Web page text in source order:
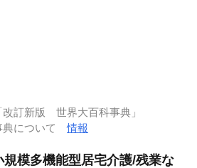
訂新版 世界大百科事典」
典について情報
模多機能型居宅介護/残業な